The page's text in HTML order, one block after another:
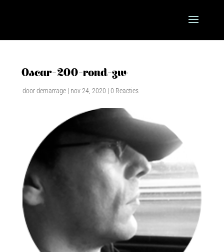
Oscar-200-rond-zw
doordemarrage| nov 24, 2020 | 0 Reacties